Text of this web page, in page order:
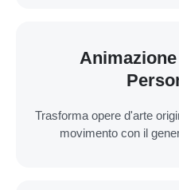
Trasforma opere d'arte
movimento con il